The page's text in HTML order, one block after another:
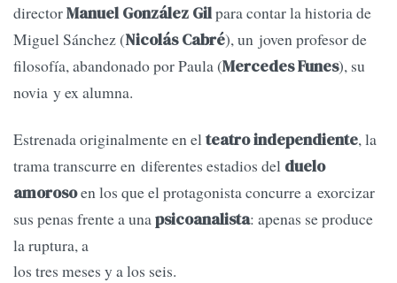
directorManuel González Gilpara contar la historia de
Miguel Sánchez (Nicolás Cabré), un joven profesor de
filosofía, abandonado por Paula (Mercedes Funes), su
novia y ex alumna.
Estrenada originalmente en elteatro independiente, la
trama transcurre en diferentes estadios del duelo
amorosoen los que el protagonista concurre a exorcizar
sus penas frente a unapsicoanalista: apenas se produce
la ruptura, a
los tres meses y a los seis.